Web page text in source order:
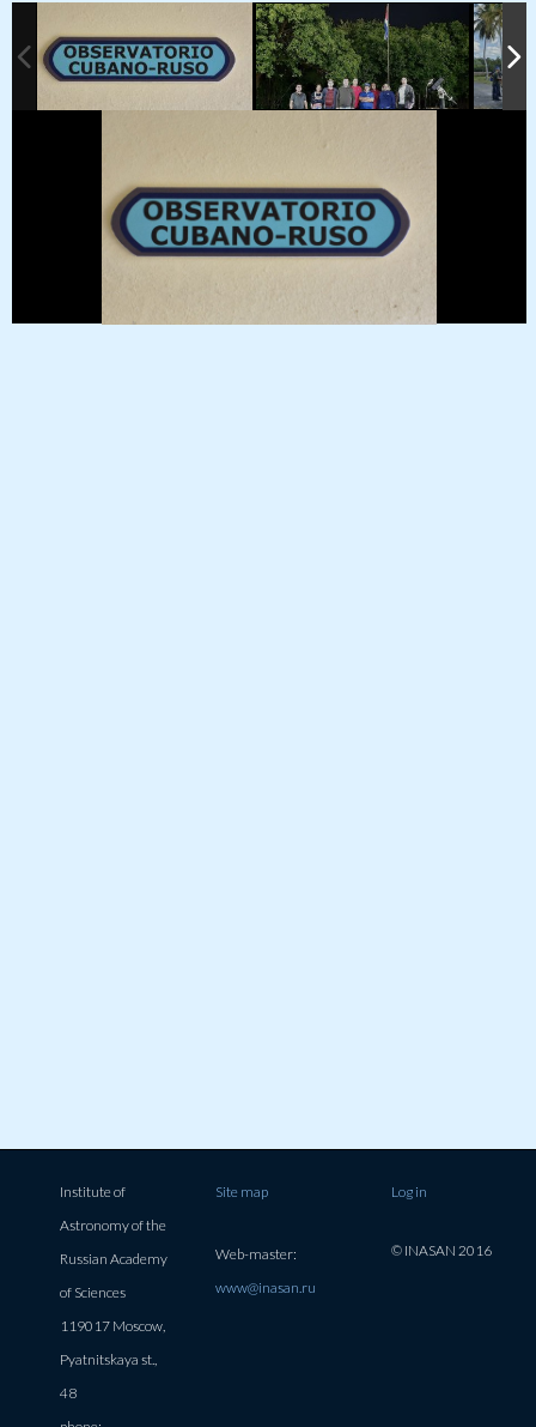
Institute of
Astronomy of the
Russian Academy
of Sciences
119017 Moscow,
Pyatnitskaya st.,
48
Site map
Web-master:
www@inasan.ru
Log in
© INASAN 2016